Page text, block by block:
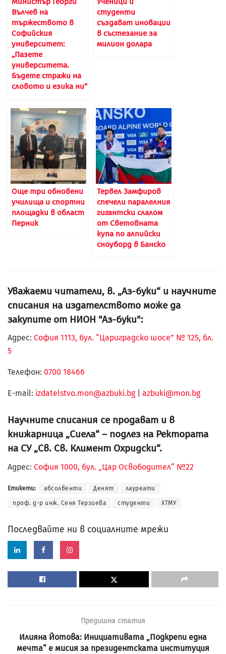
Вълчев на
тържеството в
Софийския
университет:
„Пазете
университета.
Бъдете стражи на
словото и езика ни“
студенти
създават иновации
в състезание за
милион долара
Още три обновени
училища и спортни
площадки в област
Перник
Тервел Замфиров
спечели паралелния
гигантски слалом
от Световната
купа по алпийски
сноуборд в Банско
Уважаеми читатели, в. „Аз-буки“ и научните
списания на издателството може да
закупите от НИОН "Аз-буки":
Адрес: София 1113, бул. “Цариградско шосе” № 125, бл.
5
Телефон: 0700 18466
Е-mail: izdatelstvo.mon@azbuki.bg| azbuki@mon.bg
Научните списания се продават и в
книжарница „Сиела“ – подлез на Ректората
на СУ „Св. Св. Климент Охридски“.
Адрес: София 1000, бул. „Цар Освободител“ №22
Етикети: абсолвенти Денят лауреати
проф. д-р инж. Сеня Терзиева студенти ХТМУ
Последвайте ни в социалните мрежи
Предишна статия
Илияна Йотова: Инициативата „Подкрепи една
мечта“ е мисия за президентската институция